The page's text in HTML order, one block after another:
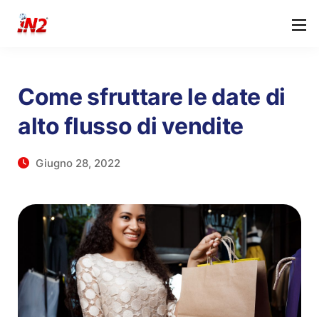
Come sfruttare le date di
alto flusso di vendite
Giugno 28, 2022